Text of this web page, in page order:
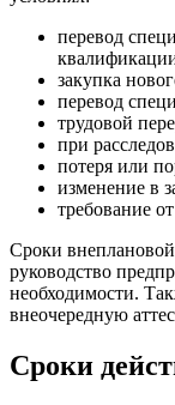
перевод
закупка
перевод
трудовой
при
потеря или
изменение в
требование
Сроки
руководство
необходимости.
внеочередную
Сроки